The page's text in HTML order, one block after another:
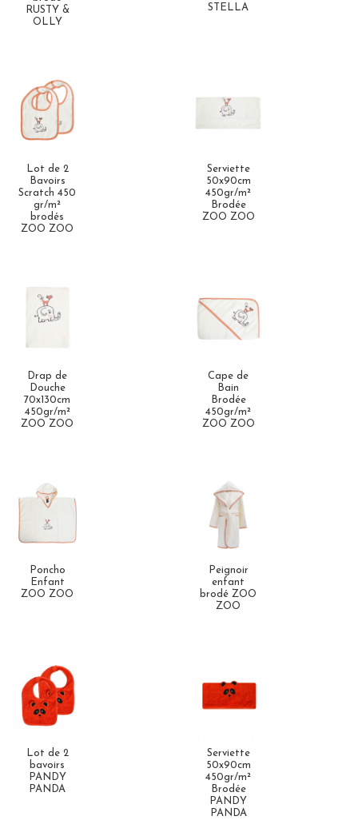
RUSTY &
OLLY
STELLA
Lot de 2
Bavoirs
Scratch 450
gr/m²
brodés
ZOO ZOO
Serviette
50x90cm
450gr/m²
Brodée
ZOO ZOO
Drap de
Douche
70x130cm
450gr/m²
ZOO ZOO
Cape de
Bain
Brodée
450gr/m²
ZOO ZOO
Poncho
Enfant
ZOO ZOO
Peignoir
enfant
brodé ZOO
ZOO
Lot de 2
bavoirs
PANDY
PANDA
Serviette
50x90cm
450gr/m²
Brodée
PANDY
PANDA